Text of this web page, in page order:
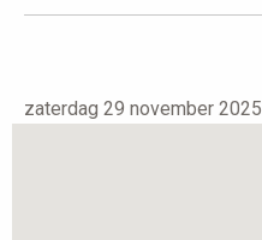
zaterdag 29 november 2025